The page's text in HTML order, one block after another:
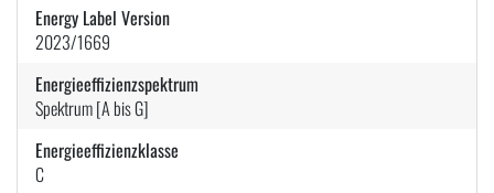
Energy Label Version
2023/1669
Energieeffizienzspektrum
Spektrum [A bis G]
Energieeffizienzklasse
C